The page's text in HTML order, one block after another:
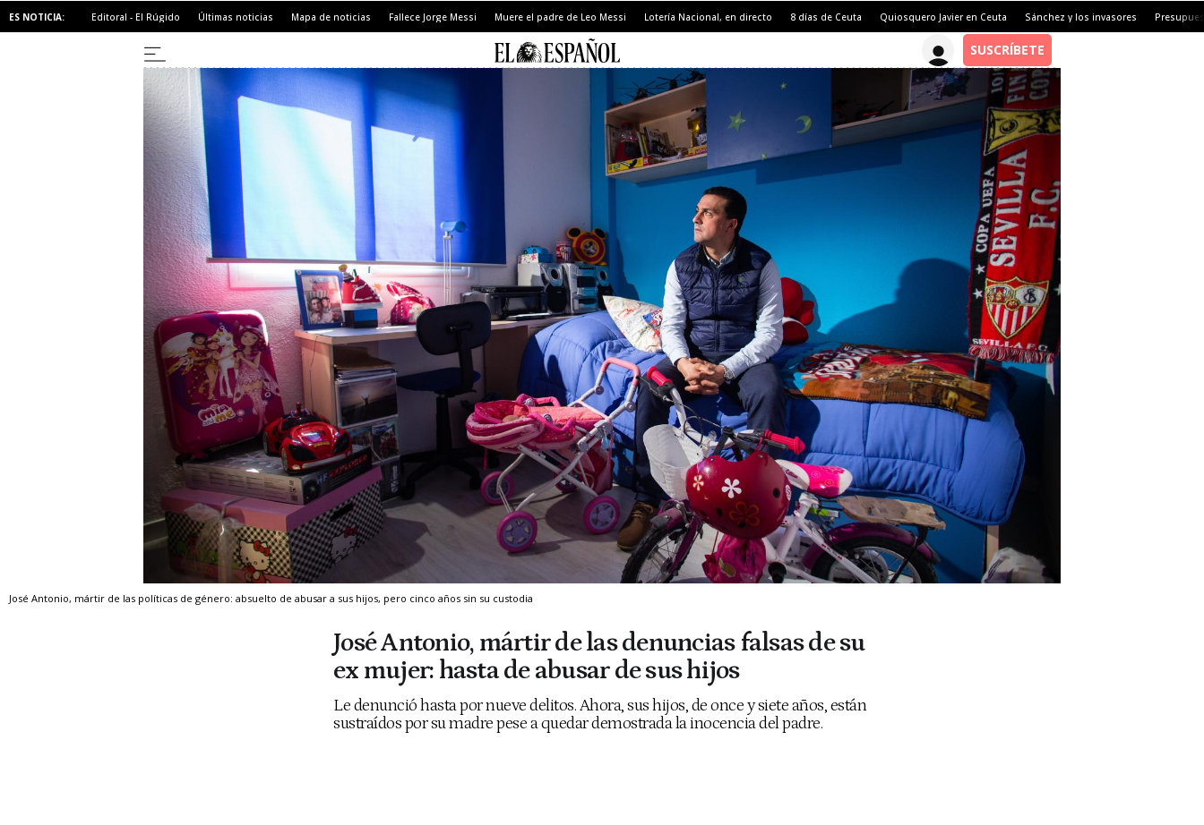
ES NOTICIA: Editoral - El Rúgido Últimas noticias Mapa de noticias Fallece Jorge Messi Muere el padre de Leo Messi Lotería Nacional, en directo 8 días de Ceuta Quiosquero Javier en Ceuta Sánchez y los invasores
José Antonio, mártir de las políticas de género: absuelto de abusar a sus hijos, pero cinco años sin su custodia
José Antonio, mártir de las denuncias falsas de su
ex mujer: hasta de abusar de sus hijos
Le denunció hasta por nueve delitos. Ahora, sus hijos, de once y siete años, están
sustraídos por su madre pese a quedar demostrada la inocencia del padre.